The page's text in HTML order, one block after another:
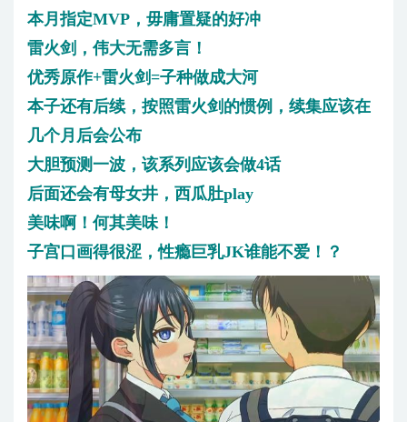
本月指定MVP，毋庸置疑的好冲
雷火剑，伟大无需多言！
优秀原作+雷火剑=子种做成大河
本子还有后续，按照雷火剑的惯例，续集应该在
几个月后会公布
大胆预测一波，该系列应该会做4话
后面还会有母女井，西瓜肚play
美味啊！何其美味！
子宫口画得很涩，性瘾巨乳JK谁能不爱！？